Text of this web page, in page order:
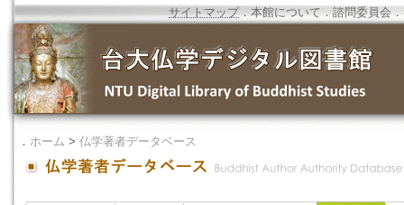
サイトマップ．本館について ．諮問委員会 ．
． ホーム > 仏学著者データベース